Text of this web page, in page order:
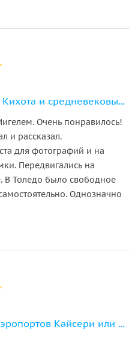
Ветряные мельницы Дон Кихота и средневековый Толедо
Очень понравилось!
и рассказал.
для фотографий и на
Передвигались на
В Толедо было свободное
Однозначно
Групповой трансфер из аэропортов Кайсери или Невшехир